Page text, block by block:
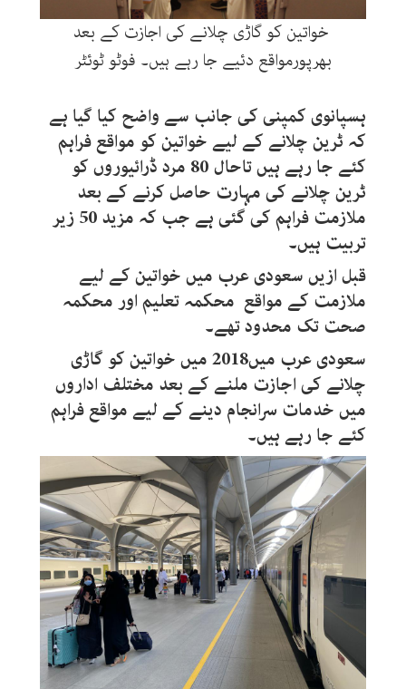
خواتین کو گاڑی چلانے کی اجازت کے بعد
بھرپورمواقع دئیے جا رہے ہیں۔ فوٹو ٹوئٹر
ہسپانوی کمپنی کی جانب سے واضح کیا گیا ہے
کہ ٹرین چلانے کے لیے خواتین کو مواقع فراہم
کئے جا رہے ہیں تاحال 80 مرد ڈرائیوروں کو
ٹرین چلانے کی مہارت حاصل کرنے کے بعد
ملازمت فراہم کی گئی ہے جب کہ مزید 50 زیر
تربیت ہیں۔
قبل ازیں سعودی عرب میں خواتین کے لیے
ملازمت کے مواقع محکمہ تعلیم اور محکمہ
صحت تک محدود تھے۔
سعودی عرب میں2018 میں خواتین کو گاڑی
چلانے کی اجازت ملنے کے بعد مختلف اداروں
میں خدمات سرانجام دینے کے لیے مواقع فراہم
کئے جا رہے ہیں۔